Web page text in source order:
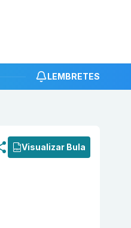
LEMBRETES
Visualizar Bula